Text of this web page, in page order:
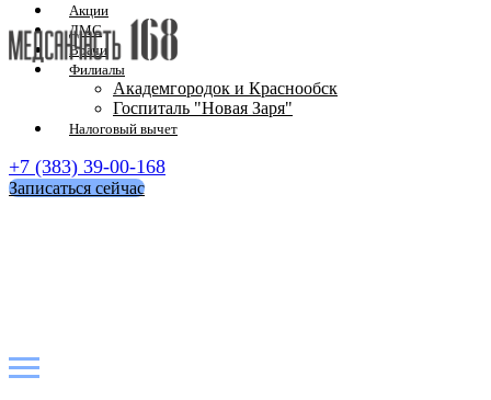
Акции
ДМС
Врачи
Филиалы
Академгородок и Краснообск
Госпиталь "Новая Заря"
Налоговый вычет
+7 (383) 39-00-168
Записаться сейчас